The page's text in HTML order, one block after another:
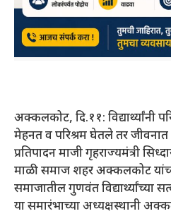
अक्कलकोट, दि.११: विद्यार्थ्यांनी
मेहनत व परिश्रम घेतले तर
प्रतिपादन माजी गृहराज्यमंत्री
माळी समाज शहर अक्कलकोट
समाजातील गुणवंत विद्यार्थ्यांच्या
या समारंभाच्या अध्यक्षस्थानी